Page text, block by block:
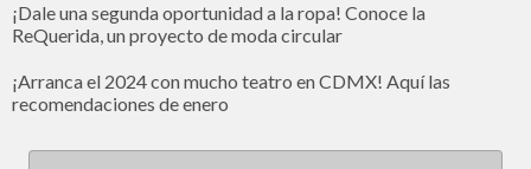
¡Dale una segunda oportunidad a la ropa! Conoce la
ReQuerida, un proyecto de moda circular
¡Arranca el 2024 con mucho teatro en CDMX! Aquí las
recomendaciones de enero